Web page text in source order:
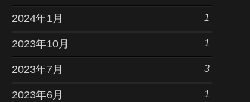
2024年1月 1
2023年10月 1
2023年7月 3
2023年6月 1